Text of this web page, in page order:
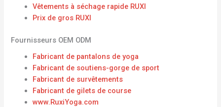
Vêtements à séchage rapide RUXI
Prix ​​de gros RUXI
Fournisseurs OEM ODM
Fabricant de pantalons de yoga
Fabricant de soutiens-gorge de sport
Fabricant de survêtements
Fabricant de gilets de course
www.RuxiYoga.com